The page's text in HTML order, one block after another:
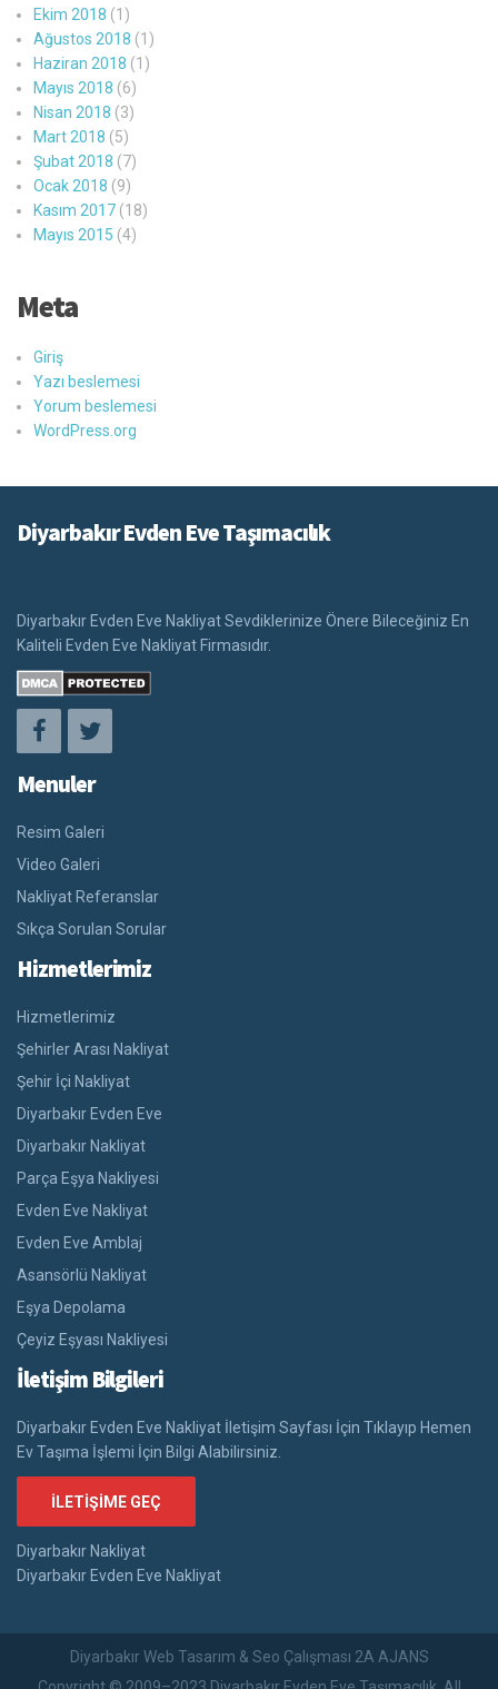
Ekim 2018 (1)
Ağustos 2018 (1)
Haziran 2018 (1)
Mayıs 2018 (6)
Nisan 2018 (3)
Mart 2018 (5)
Şubat 2018 (7)
Ocak 2018 (9)
Kasım 2017 (18)
Mayıs 2015 (4)
Meta
Giriş
Yazı beslemesi
Yorum beslemesi
WordPress.org
Diyarbakır Evden Eve Taşımacılık
Diyarbakır Evden Eve Nakliyat Sevdiklerinize Önere Bileceğiniz En
Kaliteli Evden Eve Nakliyat Firmasıdır.
Menuler
Resim Galeri
Video Galeri
Nakliyat Referanslar
Sıkça Sorulan Sorular
Hizmetlerimiz
Hizmetlerimiz
Şehirler Arası Nakliyat
Şehir İçi Nakliyat
Diyarbakır Evden Eve
Diyarbakır Nakliyat
Parça Eşya Nakliyesi
Evden Eve Nakliyat
Evden Eve Amblaj
Asansörlü Nakliyat
Eşya Depolama
Çeyiz Eşyası Nakliyesi
İletişim Bilgileri
Diyarbakır Evden Eve Nakliyat İletişim Sayfası İçin Tıklayıp Hemen
Ev Taşıma İşlemi İçin Bilgi Alabilirsiniz.
İLETIŞIME GEÇ
Diyarbakır Nakliyat
Diyarbakır Evden Eve Nakliyat
Diyarbakır Web Tasarım & Seo Çalışması 2A AJANS